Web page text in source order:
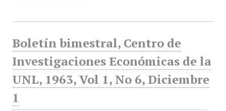
Boletín bimestral, Centro de
Investigaciones Económicas de la
UNL, 1963, Vol 1, No 6, Diciembre
1